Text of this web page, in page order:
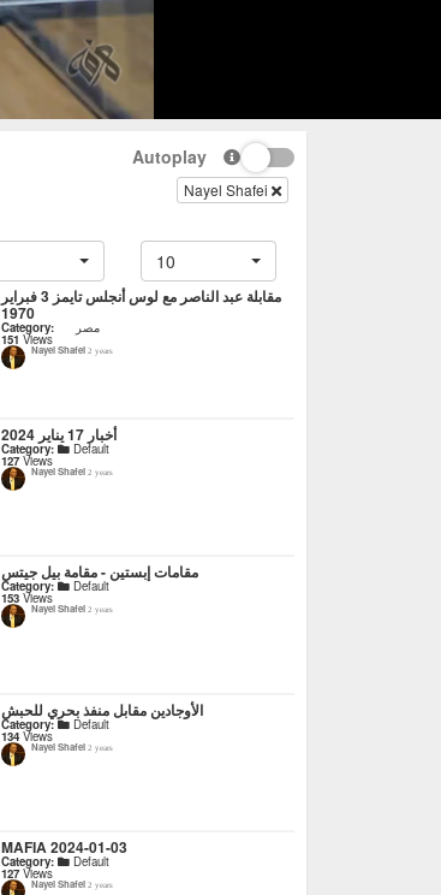
Autoplay
Nayel Shafei
10
مقابلة عبد الناصر مع لوس أنجلس تايمز 3 فبراير
1970
Category: مصر
151 Views
Nayel Shafei 2 years
أخبار 17 يناير 2024
Category: Default
127Views
Nayel Shafei 2 years
مقامات إبستين - مقامة بيل جيتس
Category: Default
153 Views
Nayel Shafei 2 years
الأوجادين مقابل منفذ بحري للحبش
Category: Default
134 Views
Nayel Shafei 2 years
MAFIA 2024-01-03
Category: Default
127Views
Nayel Shafei 2 years